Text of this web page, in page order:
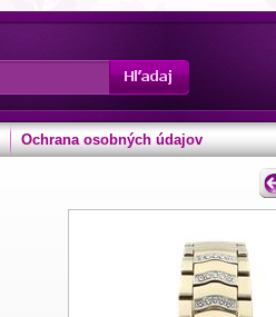
Ochrana osobných údajov